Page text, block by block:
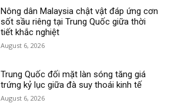
Nông dân Malaysia chật vật đáp ứng cơn
sốt sầu riêng tại Trung Quốc giữa thời
tiết khắc nghiệt
August 6, 2026
Trung Quốc đối mặt làn sóng tăng giá
trứng kỷ lục giữa đà suy thoái kinh tế
August 6, 2026